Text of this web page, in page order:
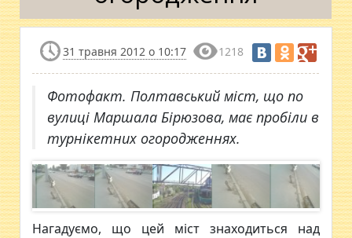
31 травня 2012 о 10:17 1218
Фотофакт. Полтавський міст, що по
вулиці Маршала Бірюзова, має пробіли в
турнікетних огородженнях.
Нагадуємо, що цей міст знаходиться над